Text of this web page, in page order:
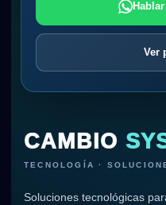
Ver
CAMBIO
TECNOLOGÍA ·
Soluciones tecnológicas